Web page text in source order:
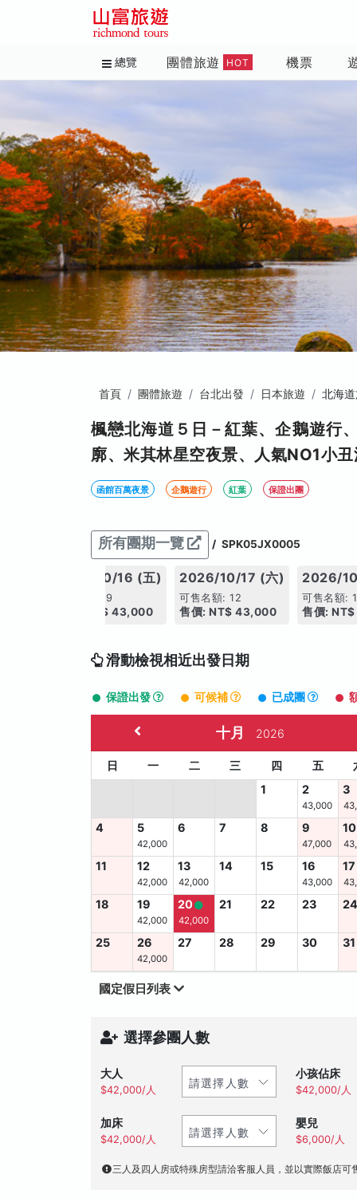
總覽 團體旅遊 HOT 機票
首頁 團體旅遊 台北出發 日本旅遊 北海
楓戀北海道５日－紅葉、企鵝遊行
廓、米其林星空夜景、人氣NO1小
函館百萬夜景 企鵝遊行 紅葉 保證出團
所有團期一覽 / SPK05JX0005
2026/10/16 (五)
可售名額: 9
售價: NT$ 43,000
2026/10/17 (六)
可售名額: 12
售價: NT$ 43,000
2026/
可售名額:
售價:
滑動檢視相近出發日期
保證出發 可候補 已成團
十月 2026
日 一 二 三 四 五
1
2
43,000
3
4 5
42,000
6 7 8 9
47,000
10
11 12
42,000
13
42,000
14 15 16
43,000
17
18 19
42,000
20
42,000
21 22 23
25 26
42,000
27 28 29 30 31
國定假日列表
選擇參團人數
大人
$42,000/人
小孩佔床
$42,000/人
加床
$42,000/人
嬰兒
$6,000/人
三人及四人房或特殊房型請洽客服人員，並以實際飯店可